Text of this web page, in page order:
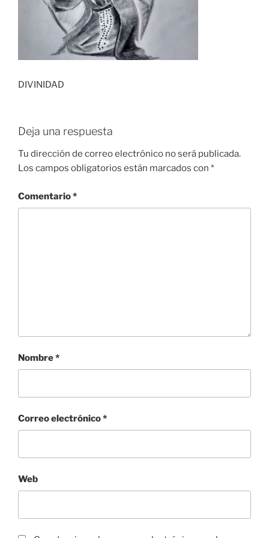
DIVINIDAD
Deja una respuesta
Tu dirección de correo electrónico no será publicada.
Los campos obligatorios están marcados con *
Comentario*
Nombre*
Correo electrónico*
Web